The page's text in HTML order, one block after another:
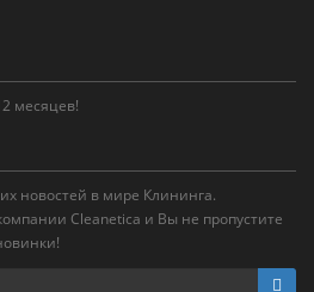
месяцев!
новостей в мире Клининга.
Cleanetica и Вы не пропустите